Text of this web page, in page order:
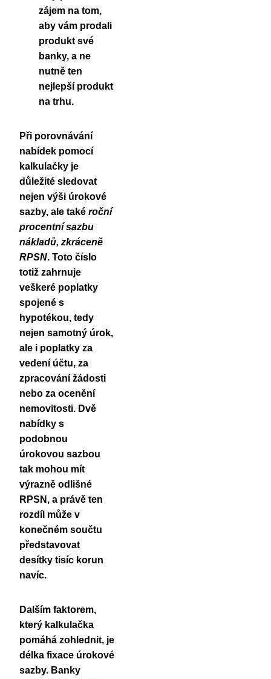
zájem na tom,
aby vám prodali
produkt své
banky, a ne
nutně ten
nejlepší produkt
na trhu.
Při porovnávání
nabídek pomocí
kalkulačky je
důležité sledovat
nejen výši úrokové
sazby, ale také roční
procentní sazbu
nákladů, zkráceně
RPSN. Toto číslo
totiž zahrnuje
veškeré poplatky
spojené s
hypotékou, tedy
nejen samotný úrok,
ale i poplatky za
vedení účtu, za
zpracování žádosti
nebo za ocenění
nemovitosti. Dvě
nabídky s
podobnou
úrokovou sazbou
tak mohou mít
výrazně odlišné
RPSN, a právě ten
rozdíl může v
konečném součtu
představovat
desítky tisíc korun
navíc.
Dalším faktorem,
který kalkulačka
pomáhá zohlednit, je
délka fixace úrokové
sazby. Banky